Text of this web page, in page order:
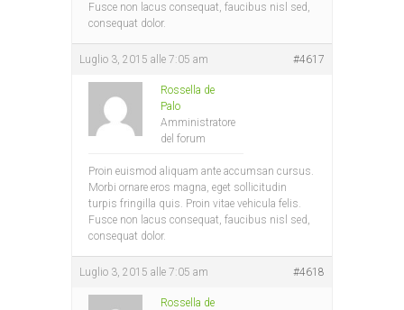
Fusce non lacus consequat, faucibus nisl sed,
consequat dolor.
Luglio 3, 2015 alle 7:05 am #4617
Rossella de
Palo
Amministratore
del forum
Proin euismod aliquam ante accumsan cursus.
Morbi ornare eros magna, eget sollicitudin
turpis fringilla quis. Proin vitae vehicula felis.
Fusce non lacus consequat, faucibus nisl sed,
consequat dolor.
Luglio 3, 2015 alle 7:05 am #4618
Rossella de